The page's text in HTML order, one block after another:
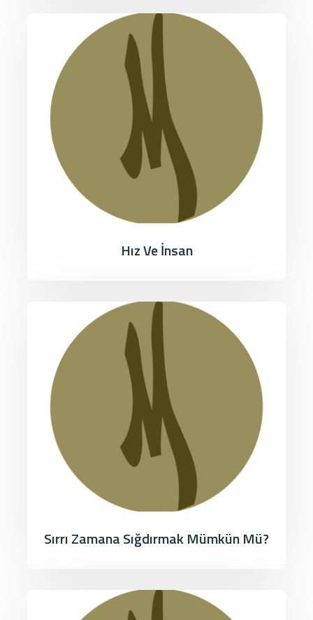
Hız Ve İnsan
Sırrı Zamana Sığdırmak Mümkün Mü?